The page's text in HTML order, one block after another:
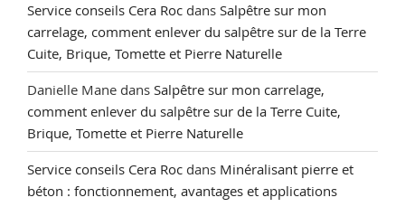
Service conseils Cera Roc dans Salpêtre sur mon
carrelage, comment enlever du salpêtre sur de la Terre
Cuite, Brique, Tomette et Pierre Naturelle
Danielle Mane dans Salpêtre sur mon carrelage,
comment enlever du salpêtre sur de la Terre Cuite,
Brique, Tomette et Pierre Naturelle
Service conseils Cera Roc dans Minéralisant pierre et
béton : fonctionnement, avantages et applications